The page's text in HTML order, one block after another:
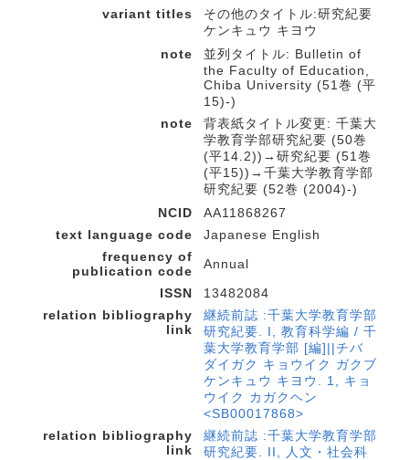
variant titles
その他のタイトル:研究紀要
ケンキュウ キヨウ
note
並列タイトル: Bulletin of
the Faculty of Education,
Chiba University (51巻 (平
15)-)
note
背表紙タイトル変更: 千葉大
学教育学部研究紀要 (50巻
(平14.2))→研究紀要 (51巻
(平15))→千葉大学教育学部
研究紀要 (52巻 (2004)-)
NCID
AA11868267
text language code
Japanese English
frequency of
publication code
Annual
ISSN
13482084
relation bibliography
link
継続前誌 :千葉大学教育学部
研究紀要. I, 教育科学編 / 千
葉大学教育学部 [編]||チバ
ダイガク キョウイク ガクブ
ケンキュウ キヨウ. 1, キョ
ウイク カガクヘン
<SB00017868>
relation bibliography
link
継続前誌 :千葉大学教育学部
研究紀要. II, 人文・社会科